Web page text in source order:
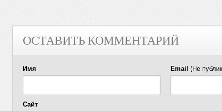
ОСТАВИТЬ КОММЕНТАРИЙ
Имя Email (Не
Сайт